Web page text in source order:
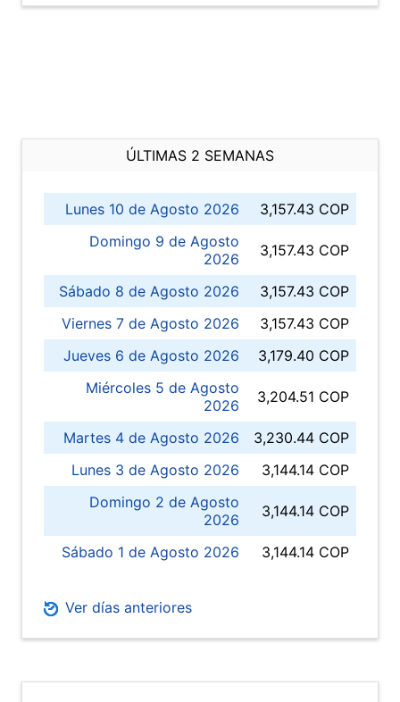
ÚLTIMAS 2 SEMANAS
Lunes 10 de Agosto 2026
3,157.43 COP
Domingo 9 de Agosto
2026
3,157.43 COP
Sábado 8 de Agosto 2026
3,157.43 COP
Viernes 7 de Agosto 2026
3,157.43 COP
Jueves 6 de Agosto 2026
3,179.40 COP
Miércoles 5 de Agosto
2026
3,204.51 COP
Martes 4 de Agosto 2026
3,230.44 COP
Lunes 3 de Agosto 2026
3,144.14 COP
Domingo 2 de Agosto
2026
3,144.14 COP
Sábado 1 de Agosto 2026 3,144.14 COP
Ver días anteriores